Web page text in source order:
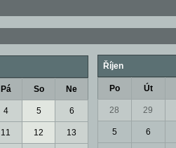
Pá So Ne
4 5 6
11 12 13
Říjen
Po Út
28 29
5 6